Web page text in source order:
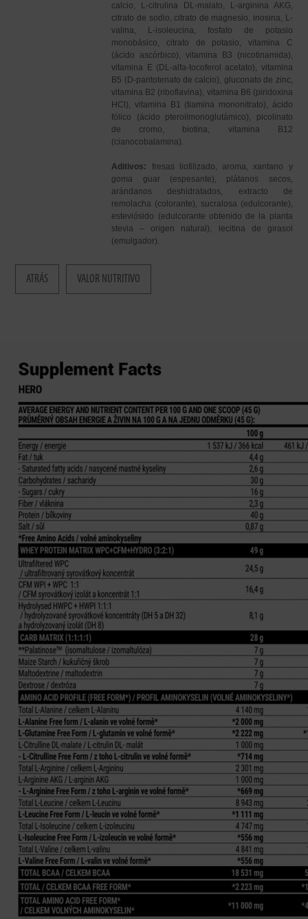
calcio, L-citrulina DL-malato, L-arginina AKG,
citrato de sodio, citrato de magnesio, inosina, L-
valina, L-isoleucina, fosfato de potasio
monobásico, citrato de potasio, vitamina C
(ácido ascórbico), vitamina B3 (nicotinamida),
vitamina E (DL-alfa-tocoferol acetato), vitamina
B5 (D-pantotenato de calcio), gluconato de zinc,
vitamina B2 (riboflavina), vitamina B6 (piridoxina
HCl), vitamina B1 (tiamina mononitrato), ácido
fólico (ácido pteroilmonoglutámico), picolinato
de cromo, biotina, vitamina B12
(cianocobalamina).
Aditivos: fresas liofilizado, aroma, xantano y
goma guar (espesante), plátanos secos,
arándanos deshidratados, extracto de
remolacha (colorante), sucralosa (edulcorante),
esteviósido (edulcorante obtenido de la planta
stevia – origen natural), lecitina de girasol
(emulgador).
ATRÁS VALOR NUTRITIVO